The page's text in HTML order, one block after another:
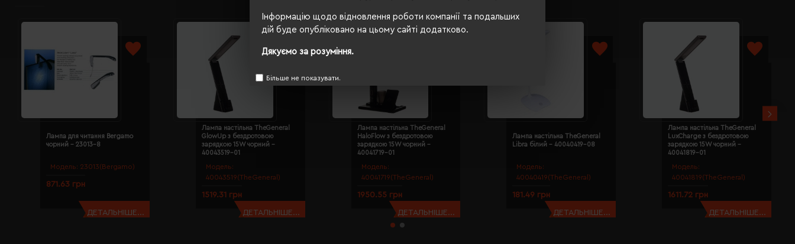
Інформацію щодо відновлення роботи компанії та подальших
дій буде опубліковано на цьому сайті додатково.
Дякуємо за розуміння.
Більше не показувати.
Модель: 23013(Bergamo)
Лампа для читання Bergamo
чорний - 23013-8
871.63 грн
ДЕТАЛЬНІШЕ...
Модель:
40043519(TheGeneral)
Лампа настільна TheGeneral
GlowUp з бездротовою
зарядкою 15W чорний -
40043519-01
1519.31 грн
ДЕТАЛЬНІШЕ...
Модель:
40041719(TheGeneral)
Лампа настільна TheGeneral
HaloFlow з бездротовою
зарядкою 15W чорний -
40041719-01
1950.55 грн
ДЕТАЛЬНІШЕ...
Модель:
40040419(TheGeneral)
Лампа настільна TheGeneral
Libra білий - 40040419-08
181.49 грн
ДЕТАЛЬНІШЕ...
Модель:
40041819(TheGeneral)
Лампа настільна TheGeneral
LuxCharge з бездротовою
зарядкою 15W чорний -
40041819-01
1611.72 грн
ДЕТАЛЬНІШЕ...